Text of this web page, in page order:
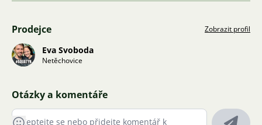
Prodejce Zobrazit profil
Eva Svoboda
Netěchovice
Otázky a komentáře